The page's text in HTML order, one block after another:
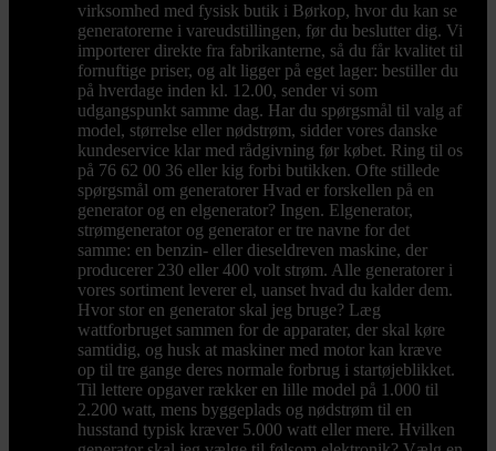
virksomhed med fysisk butik i Børkop, hvor du kan se
generatorerne i vareudstillingen, før du beslutter dig. Vi
importerer direkte fra fabrikanterne, så du får kvalitet til
fornuftige priser, og alt ligger på eget lager: bestiller du
på hverdage inden kl. 12.00, sender vi som
udgangspunkt samme dag. Har du spørgsmål til valg af
model, størrelse eller nødstrøm, sidder vores danske
kundeservice klar med rådgivning før købet. Ring til os
på 76 62 00 36 eller kig forbi butikken. Ofte stillede
spørgsmål om generatorer Hvad er forskellen på en
generator og en elgenerator? Ingen. Elgenerator,
strømgenerator og generator er tre navne for det
samme: en benzin- eller dieseldreven maskine, der
producerer 230 eller 400 volt strøm. Alle generatorer i
vores sortiment leverer el, uanset hvad du kalder dem.
Hvor stor en generator skal jeg bruge? Læg
wattforbruget sammen for de apparater, der skal køre
samtidig, og husk at maskiner med motor kan kræve
op til tre gange deres normale forbrug i startøjeblikket.
Til lettere opgaver rækker en lille model på 1.000 til
2.200 watt, mens byggeplads og nødstrøm til en
husstand typisk kræver 5.000 watt eller mere. Hvilken